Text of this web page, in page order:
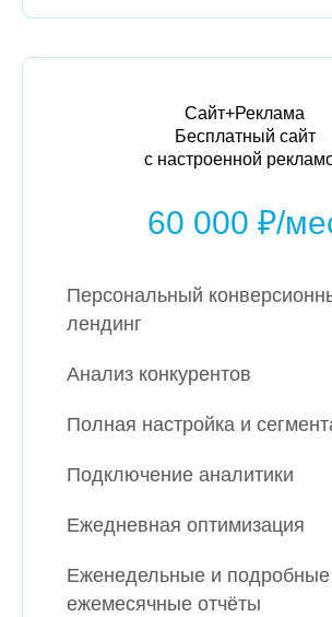
Сайт+Реклама
Бесплатный сайт
с настроенной
60 000 ₽/
Персональный
лендинг
Анализ конкурентов
Полная настройка и
Подключение аналитики
Ежедневная оптимизация
Еженедельные и подробные
ежемесячные отчёты